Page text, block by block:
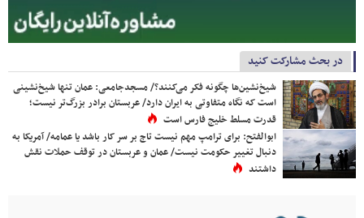
در بحث مشارکت کنید
شیخ‌نشین‌ها چگونه فکر می‌کنند؟/ مسجدجامعی: عمان تنها شیخ‌نشینی
است که نگاه متفاوتی به ایران دارد/ عربستان برادر بزرگ‌تر نیست؛
قدرت مسلط خلیج فارس است
ابوالفتح: برای ترامپ مهم نیست تاج بر سر کار باشد یا عمامه/ آمریکا به
دنبال تغییر حکومت نیست/ عمان و عربستان در توقف حملات نقش
داشتند